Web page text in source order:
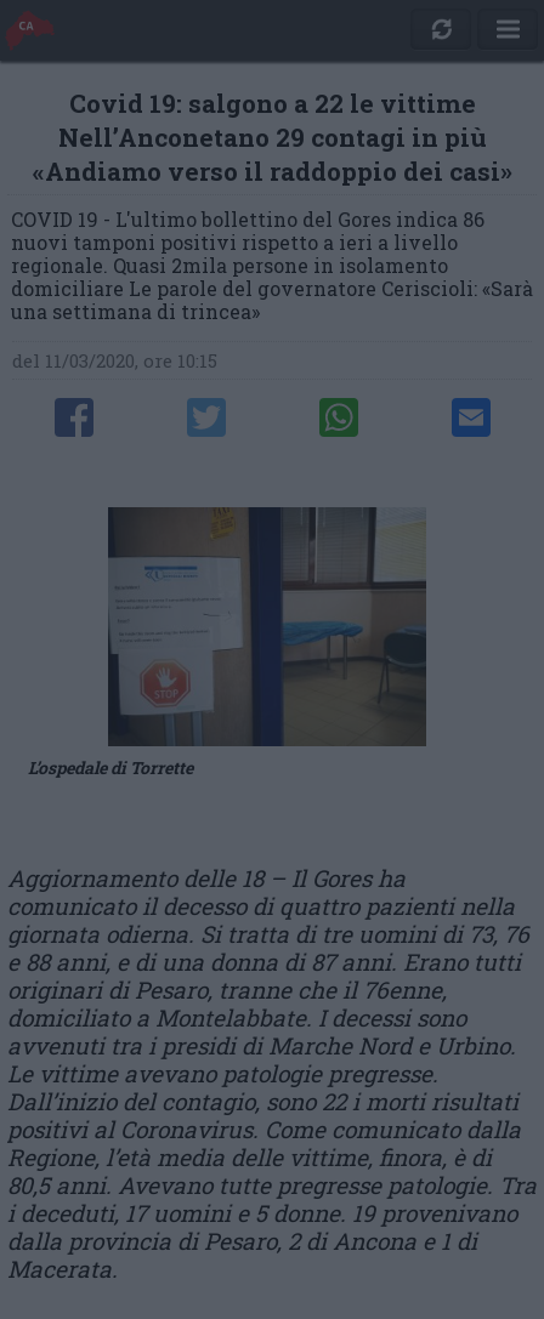
Covid 19: salgono a 22 le vittime
Nell’Anconetano 29 contagi in più
«Andiamo verso il raddoppio dei casi»
COVID 19 - L'ultimo bollettino del Gores indica 86
nuovi tamponi positivi rispetto a ieri a livello
regionale. Quasi 2mila persone in isolamento
domiciliare Le parole del governatore Ceriscioli: «Sarà
una settimana di trincea»
del 11/03/2020, ore 10:15
L’ospedale di Torrette
Aggiornamento delle 18 – Il Gores ha
comunicato il decesso di quattro pazienti nella
giornata odierna. Si tratta di tre uomini di 73, 76
e 88 anni, e di una donna di 87 anni. Erano tutti
originari di Pesaro, tranne che il 76enne,
domiciliato a Montelabbate. I decessi sono
avvenuti tra i presidi di Marche Nord e Urbino.
Le vittime avevano patologie pregresse.
Dall’inizio del contagio, sono 22 i morti risultati
positivi al Coronavirus. Come comunicato dalla
Regione, l’età media delle vittime, finora, è di
80,5 anni. Avevano tutte pregresse patologie. Tra
i deceduti, 17 uomini e 5 donne. 19 provenivano
dalla provincia di Pesaro, 2 di Ancona e 1 di
Macerata.